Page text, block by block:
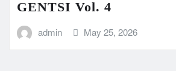
GENTSI Vol. 4
admin May 25, 2026